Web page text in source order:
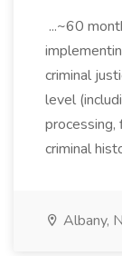
...~60
criminal
level
processing,
criminal
Albany,